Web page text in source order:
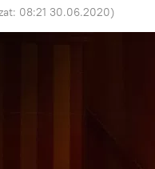
08:21 30.06.2020)